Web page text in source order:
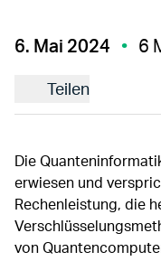
6. Mai 2024 6
Teilen
Die
erwiesen und
Rechenleistung, die
von